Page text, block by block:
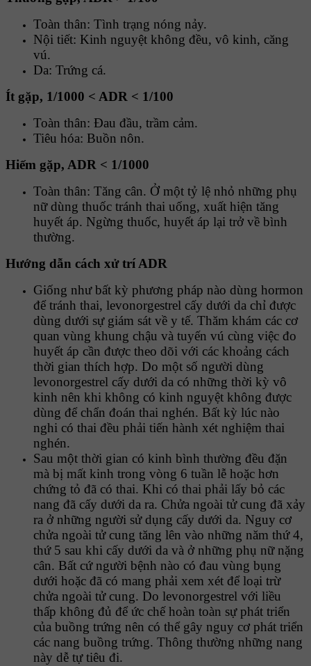
Toàn thân: Tình trạng nóng nảy.
Nội tiết: Kinh nguyệt không đều, vô kinh, căng
vú.
Da: Trứng cá.
Ít gặp, 1/1000 < ADR < 1/100
Toàn thân: Ðau đầu, trầm cảm.
Tiêu hóa: Buồn nôn.
Hiếm gặp, ADR < 1/1000
Toàn thân: Tăng cân. Ở một tỷ lệ nhỏ những phụ
nữ dùng thuốc tránh thai uống, xuất hiện tăng
huyết áp. Ngừng thuốc, huyết áp lại trở về bình
thường.
Hướng dẫn cách xử trí ADR
Giống như bất kỳ phương pháp nào dùng hormon
để tránh thai, levonorgestrel cấy dưới da chỉ được
dùng dưới sự giám sát về y tế. Thăm khám các cơ
quan vùng khung chậu và tuyến vú cùng việc đo
huyết áp cần được theo dõi với các khoảng cách
thời gian thích hợp. Do một số người dùng
levonorgestrel cấy dưới da có những thời kỳ vô
kinh nên khi không có kinh nguyệt không được
dùng để chẩn đoán thai nghén. Bất kỳ lúc nào
nghi có thai đều phải tiến hành xét nghiệm thai
nghén.
Sau một thời gian có kinh bình thường đều đặn
mà bị mất kinh trong vòng 6 tuần lễ hoặc hơn
chứng tỏ đã có thai. Khi có thai phải lấy bỏ các
nang đã cấy dưới da ra. Chửa ngoài tử cung đã xảy
ra ở những người sử dụng cấy dưới da. Nguy cơ
chửa ngoài tử cung tăng lên vào những năm thứ 4,
thứ 5 sau khi cấy dưới da và ở những phụ nữ nặng
cân. Bất cứ người bệnh nào có đau vùng bụng
dưới hoặc đã có mang phải xem xét để loại trừ
chửa ngoài tử cung. Do levonorgestrel với liều
thấp không đủ để ức chế hoàn toàn sự phát triển
của buồng trứng nên có thể gây nguy cơ phát triển
các nang buồng trứng. Thông thường những nang
này dễ tự tiêu đi.